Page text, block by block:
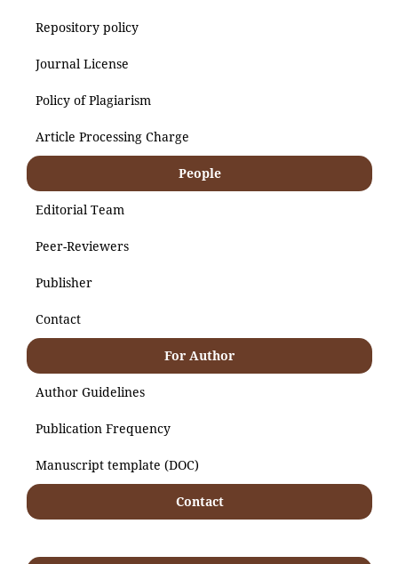
Repository policy
Journal License
Policy of Plagiarism
Article Processing Charge
People
Editorial Team
Peer-Reviewers
Publisher
Contact
For Author
Author Guidelines
Publication Frequency
Manuscript template (DOC)
Contact